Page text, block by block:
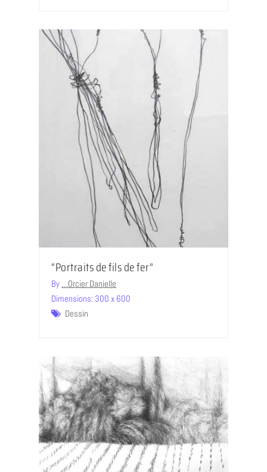
“Portraits de fils de fer”
By …Orcier Danielle
Dimensions: 300 x 600
Dessin